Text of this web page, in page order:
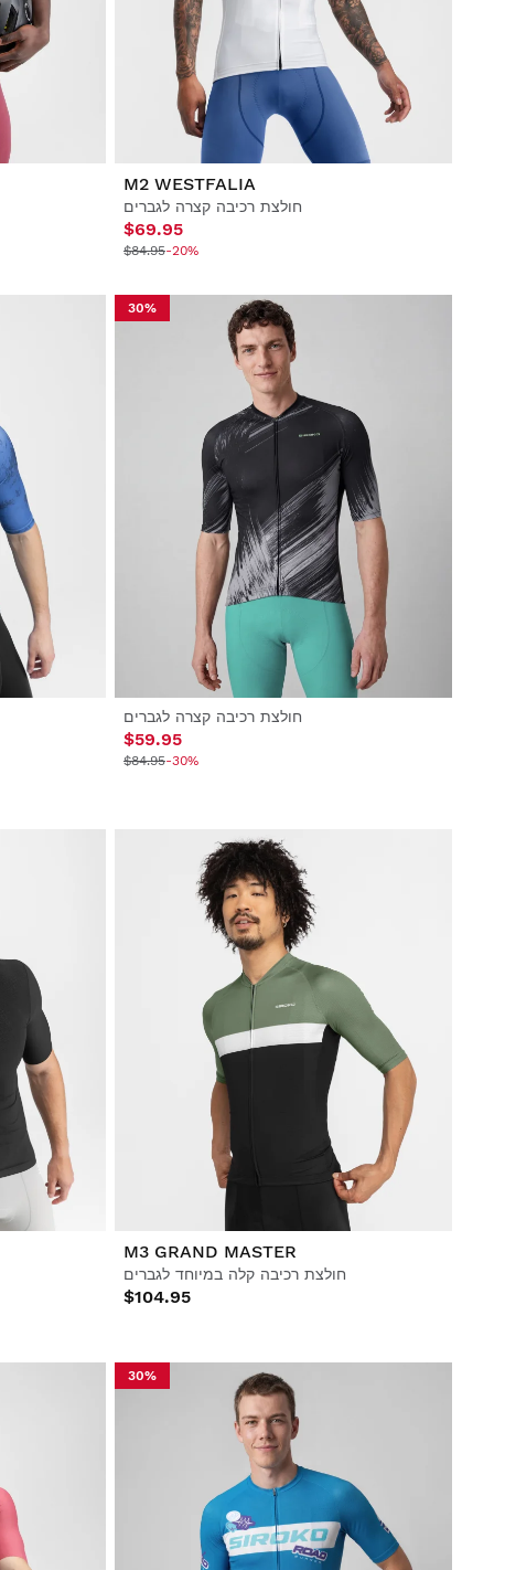
M2 WESTFALIA
חולצת רכיבה קצרה לגברים
$69.95
$84.95-20%
30%
חולצת רכיבה קצרה לגברים
$59.95
$84.95-30%
M3 GRAND MASTER
חולצת רכיבה קלה במיוחד לגברים
$104.95
30%